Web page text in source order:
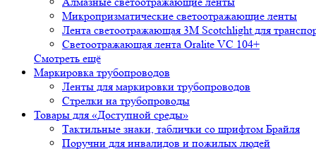
Микропризматические светоотражающие ленты
Лента светоотражающая 3М Scotchlight для
Светоотражающая лента Oralite VC 104+
Смотреть ещё
Маркировка трубопроводов
Ленты для маркировки трубопроводов
Стрелки на трубопроводы
Товары для «Доступной среды»
Тактильные знаки, таблички со шрифтом Брайля
Поручни для инвалидов и пожилых людей